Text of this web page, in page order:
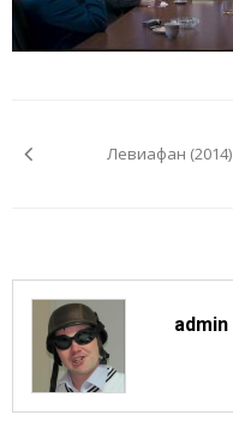
по
записямЛевиафан (2014)
admin